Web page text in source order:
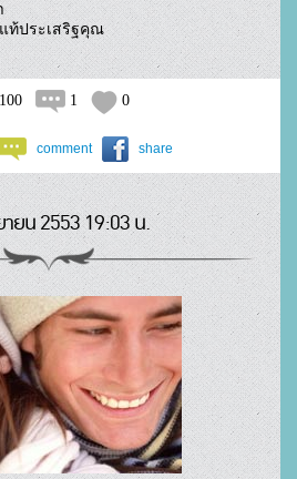
ครองอยู่มรรคานั้น     แน่แท้ประเสริฐคุณ
1 0
comment share
ยน 2553 19:03 น.